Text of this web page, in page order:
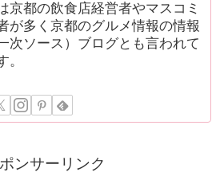
京都の飲食店経営者やマスコミ
が多く京都のグルメ情報の情報
次ソース）ブログとも言われて
。
ンサーリンク